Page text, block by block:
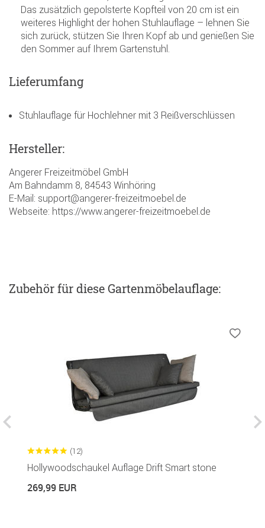
Das zusätzlich gepolsterte Kopfteil von 20 cm ist ein
weiteres Highlight der hohen Stuhlauflage – lehnen Sie
sich zurück, stützen Sie Ihren Kopf ab und genießen Sie
den Sommer auf Ihrem Gartenstuhl.
Lieferumfang
Stuhlauflage für Hochlehner mit 3 Reißverschlüssen
Hersteller:
Angerer Freizeitmöbel GmbH
Am Bahndamm 8, 84543 Winhöring
E-Mail: support@angerer-freizeitmoebel.de
Webseite: https://www.angerer-freizeitmoebel.de
Zubehörfür diese Gartenmöbelauflage:
(12)
Hollywoodschaukel Auflage Drift Smart stone
269,99 EUR